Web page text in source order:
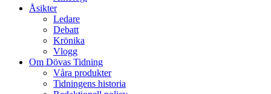
Åsikter
Ledare
Debatt
Krönika
Vlogg
Om Dövas Tidning
Våra produkter
Tidningens historia